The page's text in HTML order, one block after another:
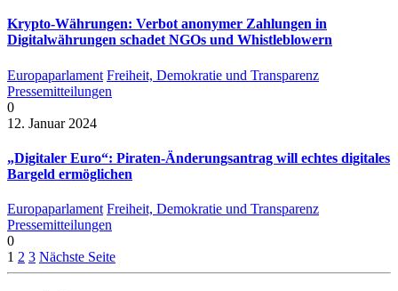
Krypto-Währungen: Verbot anonymer Zahlungen in
Digitalwährungen schadet NGOs und Whistleblowern
Europaparlament Freiheit, Demokratie und Transparenz
Pressemitteilungen
0
12. Januar 2024
„Digitaler Euro“: Piraten-Änderungsantrag will echtes digitales
Bargeld ermöglichen
Europaparlament Freiheit, Demokratie und Transparenz
Pressemitteilungen
0
1 2 3 Nächste Seite